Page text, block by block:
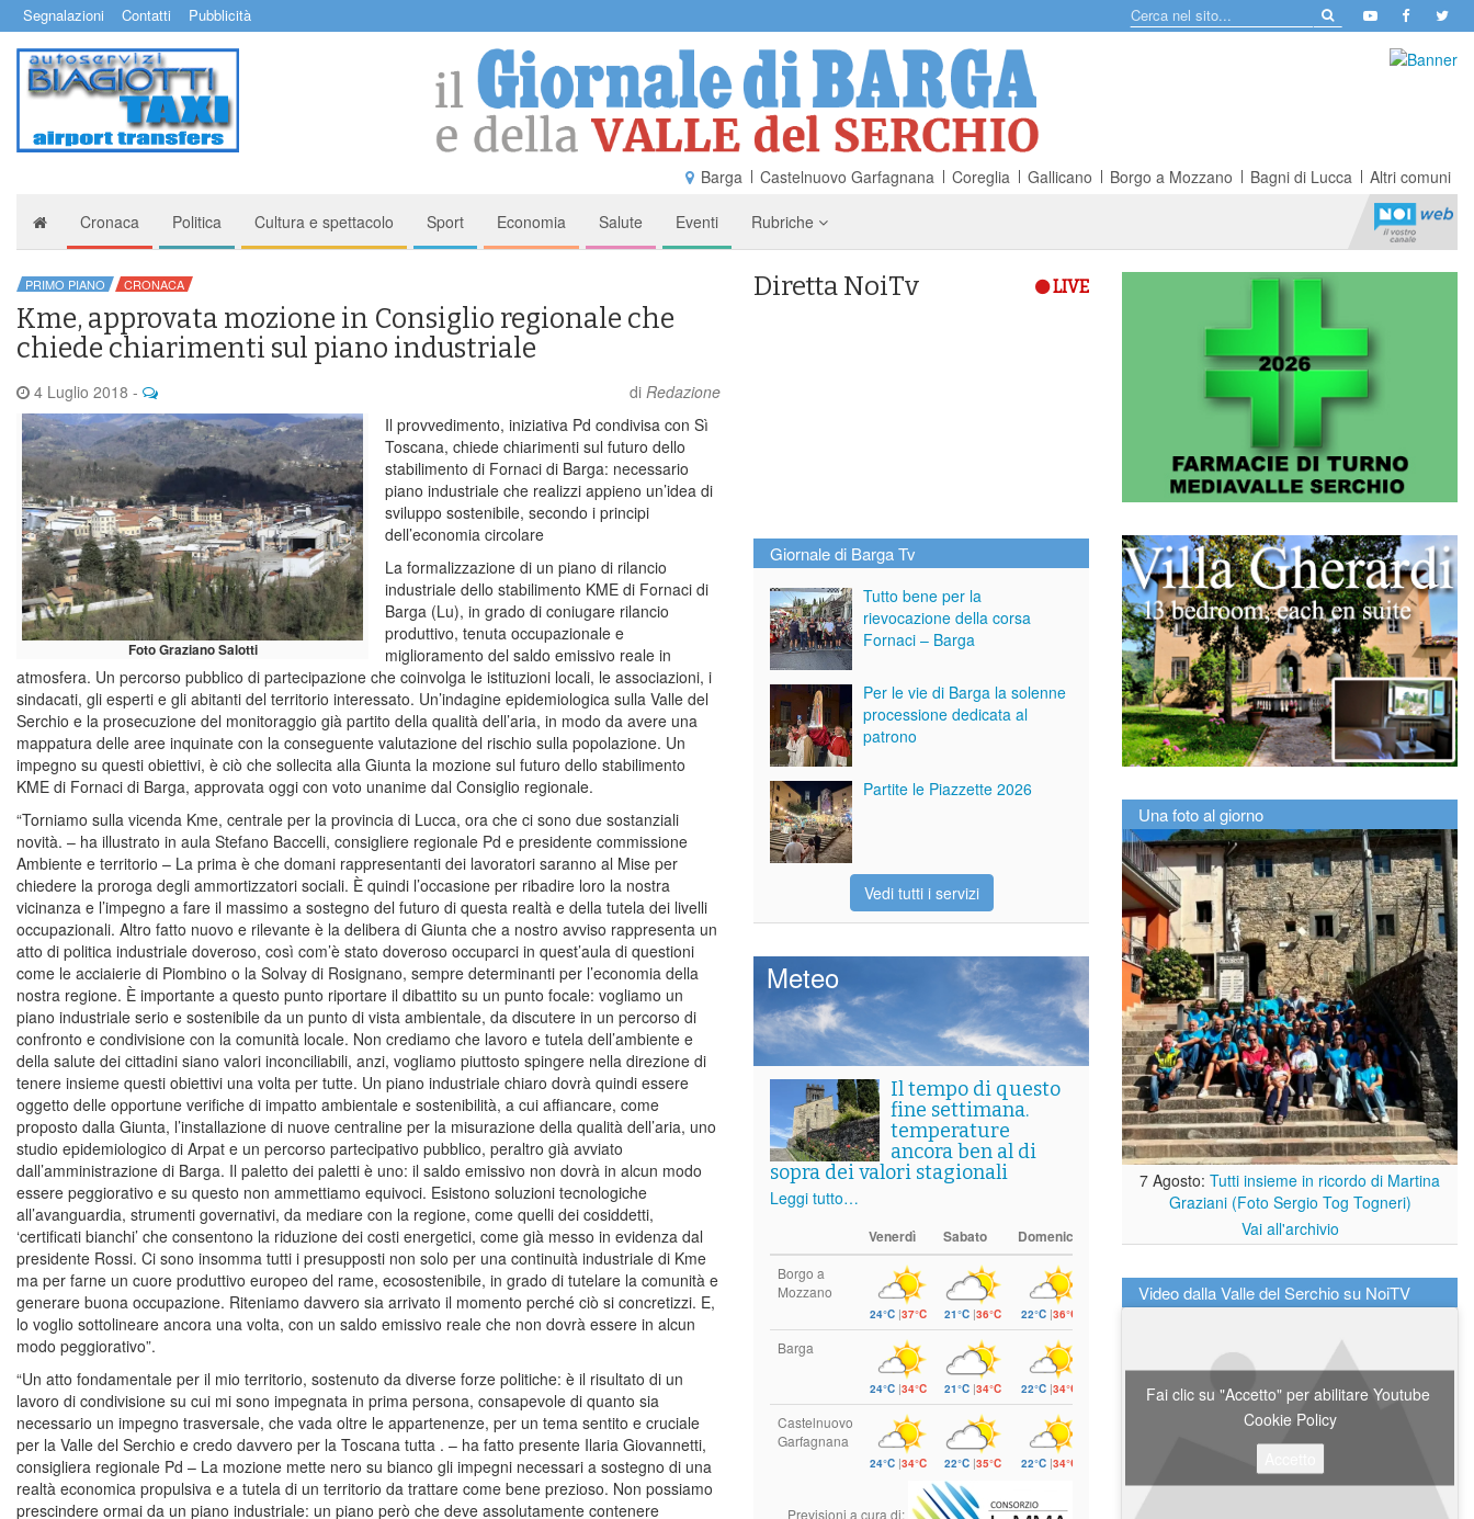
Segnalazioni Contatti Pubblicità
Barga Castelnuovo Garfagnana Coreglia Gallicano Borgo a Mozzano Bagni di Lucca Altri comuni
Cronaca Politica Cultura e spettacolo Sport Economia Salute Eventi Rubriche
PRIMO PIANO CRONACA
Kme, approvata mozione in Consiglio regionale che
chiede chiarimenti sul piano industriale
4 Luglio 2018 - di Redazione
Foto Graziano Salotti
Il provvedimento, iniziativa Pd condivisa con Sì
Toscana, chiede chiarimenti sul futuro dello
stabilimento di Fornaci di Barga: necessario
piano industriale che realizzi appieno un’idea di
sviluppo sostenibile, secondo i principi
dell’economia circolare
La formalizzazione di un piano di rilancio
industriale dello stabilimento KME di Fornaci di
Barga (Lu), in grado di coniugare rilancio
produttivo, tenuta occupazionale e
miglioramento del saldo emissivo reale in
atmosfera. Un percorso pubblico di partecipazione che coinvolga le istituzioni locali, le associazioni, i
sindacati, gli esperti e gli abitanti del territorio interessato. Un’indagine epidemiologica sulla Valle del
Serchio e la prosecuzione del monitoraggio già partito della qualità dell’aria, in modo da avere una
mappatura delle aree inquinate con la conseguente valutazione del rischio sulla popolazione. Un
impegno su questi obiettivi, è ciò che sollecita alla Giunta la mozione sul futuro dello stabilimento
KME di Fornaci di Barga, approvata oggi con voto unanime dal Consiglio regionale.
“Torniamo sulla vicenda Kme, centrale per la provincia di Lucca, ora che ci sono due sostanziali
novità. – ha illustrato in aula Stefano Baccelli, consigliere regionale Pd e presidente commissione
Ambiente e territorio – La prima è che domani rappresentanti dei lavoratori saranno al Mise per
chiedere la proroga degli ammortizzatori sociali. È quindi l’occasione per ribadire loro la nostra
vicinanza e l’impegno a fare il massimo a sostegno del futuro di questa realtà e della tutela dei livelli
occupazionali. Altro fatto nuovo e rilevante è la delibera di Giunta che a nostro avviso rappresenta un
atto di politica industriale doveroso, così com’è stato doveroso occuparci in quest’aula di questioni
come le acciaierie di Piombino o la Solvay di Rosignano, sempre determinanti per l’economia della
nostra regione. È importante a questo punto riportare il dibattito su un punto focale: vogliamo un
piano industriale serio e sostenibile da un punto di vista ambientale, da discutere in un percorso di
confronto e condivisione con la comunità locale. Non crediamo che lavoro e tutela dell’ambiente e
della salute dei cittadini siano valori inconciliabili, anzi, vogliamo piuttosto spingere nella direzione di
tenere insieme questi obiettivi una volta per tutte. Un piano industriale chiaro dovrà quindi essere
oggetto delle opportune verifiche di impatto ambientale e sostenibilità, a cui affiancare, come
proposto dalla Giunta, l’installazione di nuove centraline per la misurazione della qualità dell’aria, uno
studio epidemiologico di Arpat e un percorso partecipativo pubblico, peraltro già avviato
dall’amministrazione di Barga. Il paletto dei paletti è uno: il saldo emissivo non dovrà in alcun modo
essere peggiorativo e su questo non ammettiamo equivoci. Esistono soluzioni tecnologiche
all’avanguardia, strumenti governativi, da mediare con la regione, come quelli dei cosiddetti,
‘certificati bianchi’ che consentono la riduzione dei costi energetici, come già messo in evidenza dal
presidente Rossi. Ci sono insomma tutti i presupposti non solo per una continuità industriale di Kme
ma per farne un cuore produttivo europeo del rame, ecosostenibile, in grado di tutelare la comunità e
generare buona occupazione. Riteniamo davvero sia arrivato il momento perché ciò si concretizzi. E,
lo voglio sottolineare ancora una volta, con un saldo emissivo reale che non dovrà essere in alcun
modo peggiorativo”.
“Un atto fondamentale per il mio territorio, sostenuto da diverse forze politiche: è il risultato di un
lavoro di condivisione su cui mi sono impegnata in prima persona, consapevole di quanto sia
necessario un impegno trasversale, che vada oltre le appartenenze, per un tema sentito e cruciale
per la Valle del Serchio e credo davvero per la Toscana tutta . – ha fatto presente Ilaria Giovannetti,
consigliera regionale Pd – La mozione mette nero su bianco gli impegni necessari a sostegno di una
realtà economica propulsiva e a tutela di un territorio da trattare come bene prezioso. Non possiamo
prescindere ormai da un piano industriale: un piano però che deve assolutamente contenere
Diretta NoiTv LIVE
Giornale di Barga Tv
Tutto bene per la
rievocazione della corsa
Fornaci – Barga
Per le vie di Barga la solenne
processione dedicata al
patrono
Partite le Piazzette 2026
Vedi tutti i servizi
Meteo
Il tempo di questo
fine settimana.
temperature
ancora ben al di
sopra dei valori stagionali
Leggi tutto…
Venerdì Sabato Domenica
Borgo a
Mozzano
24°C |37°C 21°C |36°C 22°C |36°C
Barga
24°C |34°C 21°C |34°C 22°C |34°C
Castelnuovo
Garfagnana
24°C |34°C 22°C |35°C 22°C |34°C
Previsioni a cura di:
Una foto al giorno
7 Agosto: Tutti insieme in ricordo di Martina
Graziani (Foto Sergio Tog Togneri)
Vai all'archivio
Video dalla Valle del Serchio su NoiTV
Fai clic su "Accetto" per abilitare Youtube
Cookie Policy